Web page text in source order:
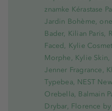
znamke Kérastase
Jardin Bohème,
Bader, Kilian Paris,
Faced, Kylie
Morphe, Kylie
Jenner Fragrance,
Typebea, NEST
Orebella, Balmain
Drybar, Florence